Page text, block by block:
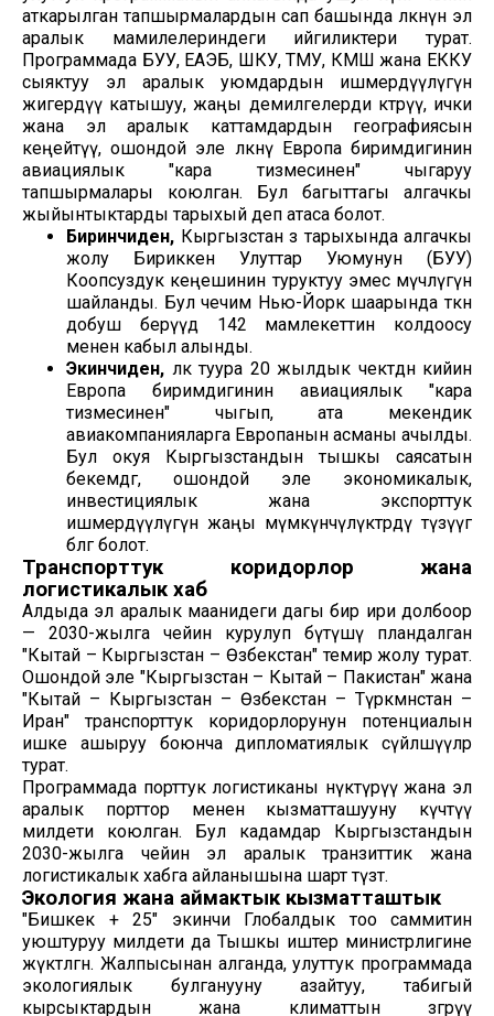
аткарылган тапшырмалардын сап башында өлкөнүн эл
аралык мамилелериндеги ийгиликтери турат.
Программада БУУ, ЕАЭБ, ШКУ, ТМУ, КМШ жана ЕККУ
сыяктуу эл аралык уюмдардын ишмердүүлүгүнө
жигердүү катышуу, жаңы демилгелерди көтөрүү, ички
жана эл аралык каттамдардын географиясын
кеңейтүү, ошондой эле өлкөнү Европа биримдигинин
авиациялык "кара тизмесинен" чыгаруу
тапшырмалары коюлган. Бул багыттагы алгачкы
жыйынтыктарды тарыхый деп атаса болот.
Биринчиден, Кыргызстан өз тарыхында алгачкы
жолу Бириккен Улуттар Уюмунун (БУУ)
Коопсуздук кеңешинин туруктуу эмес мүчөлүгүнө
шайланды. Бул чечим Нью-Йорк шаарында өткөн
добуш берүүдө 142 мамлекеттин колдоосу
менен кабыл алынды.
Экинчиден, өлкө туура 20 жылдык чектөөдөн кийин
Европа биримдигинин авиациялык "кара
тизмесинен" чыгып, ата мекендик
авиакомпанияларга Европанын асманы ачылды.
Бул окуя Кыргызстандын тышкы саясатын
бекемдөөгө, ошондой эле экономикалык,
инвестициялык жана экспорттук
ишмердүүлүгүнө жаңы мүмкүнчүлүктөрдү түзүүгө
өбөлгө болот.
Транспорттук коридорлор жана
логистикалык хаб
Алдыда эл аралык маанидеги дагы бир ири долбоор
— 2030-жылга чейин курулуп бүтүшү пландалган
"Кытай – Кыргызстан – Өзбекстан" темир жолу турат.
Ошондой эле "Кыргызстан – Кытай – Пакистан" жана
"Кытай – Кыргызстан – Өзбекстан – Түркмөнстан –
Иран" транспорттук коридорлорунун потенциалын
ишке ашыруу боюнча дипломатиялык сүйлөшүүлөр
турат.
Программада порттук логистиканы өнүктүрүү жана эл
аралык порттор менен кызматташууну күчөтүү
милдети коюлган. Бул кадамдар Кыргызстандын
2030-жылга чейин эл аралык транзиттик жана
логистикалык хабга айланышына шарт түзөт.
Экология жана аймактык кызматташтык
"Бишкек + 25" экинчи Глобалдык тоо саммитин
уюштуруу милдети да Тышкы иштер министрлигине
жүктөлгөн. Жалпысынан алганда, улуттук программада
экологиялык булганууну азайтуу, табигый
кырсыктардын жана климаттын өзгөрүү